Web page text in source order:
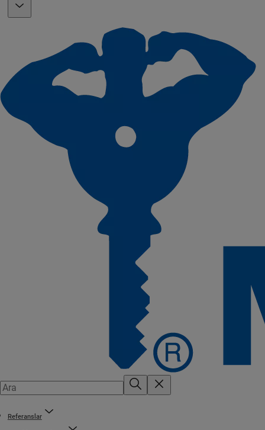
Referanslar